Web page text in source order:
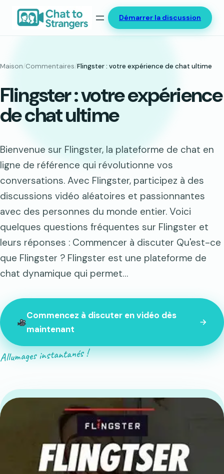
Démarrer la discussion
Maison/Commentaires/Flingster : votre expérience de chat ultime
Flingster : votre expérience
de chat ultime
Bienvenue sur Flingster, la plateforme de chat en
ligne de référence qui révolutionne vos
conversations. Avec Flingster, participez à des
discussions vidéo aléatoires et passionnantes
avec des personnes du monde entier. Voici
quelques questions fréquentes sur Flingster et
leurs réponses : Commencer à discuter Qu'est-ce
que Flingster ? Flingster est une plateforme de
chat dynamique qui permet…
Commencez à discuter en vidéo dès
maintenant
Allumages instantanés !